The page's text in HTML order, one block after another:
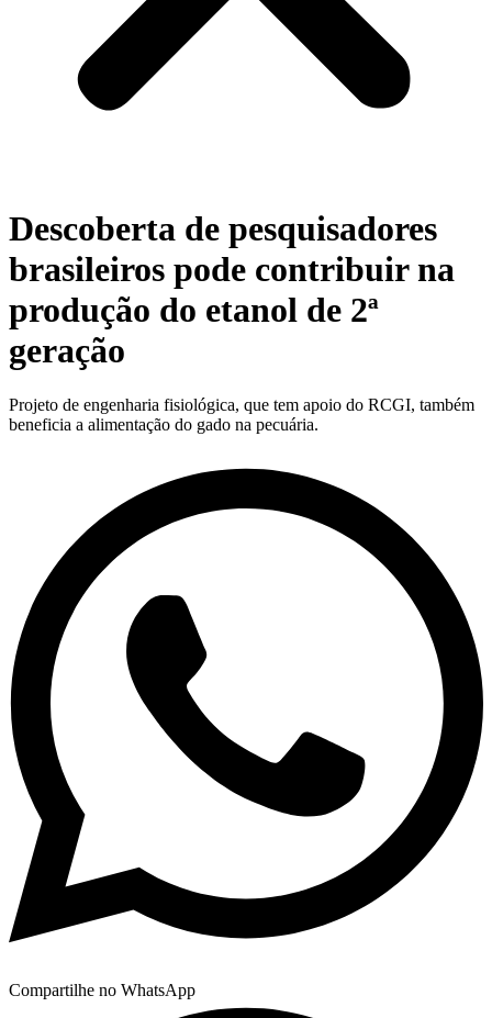
Descoberta de pesquisadores
brasileiros pode contribuir na
produção do etanol de 2ª
geração
Projeto de engenharia fisiológica, que tem apoio do RCGI, também
beneficia a alimentação do gado na pecuária.
Compartilhe no WhatsApp